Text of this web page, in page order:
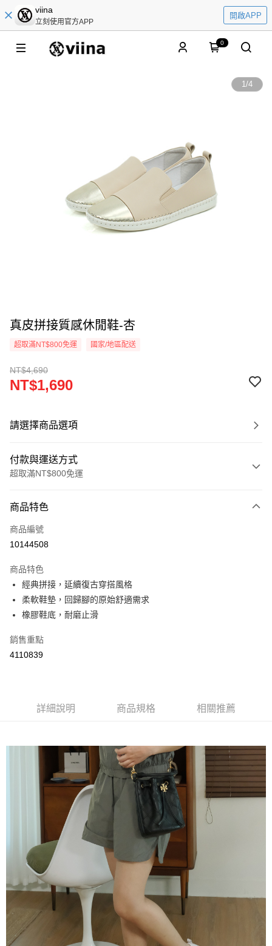
viina
立刻使用官方APP
開啟APP
0
1/4
真皮拼接質感休閒鞋-杏
超取滿NT$800免運 國家/地區配送
NT$4,690
NT$1,690
請選擇商品選項
付款與運送方式
超取滿NT$800免運
信用卡一次付款
超商取貨付款
Apple Pay
街口支付
AFTEE先享後付是「在收到商品之後才付款」的支付方式。 讓您購物簡單
３．安心：先確認商品／服務後，再付款。
【「AFTEE先享後付」結帳流程】
１．於結帳方式選擇「AFTEE先享後付」後，將跳轉至「AFTEE先享後付」
結帳頁面，進行簡訊認證並確認金額後，即可完成結帳。
２．訂單成立數日內，您將收到繳費通知簡訊。
３．收到繳費通知簡訊後14天內，點擊此簡訊中的連結，可透過四大超商／
ATM／網路銀行／等多元方式進行付款，方視為交易完成。
※ 請注意：結帳手續完成當下不需立刻繳費，但若您需要取消訂單，請聯絡
購買商品的店家。未經商家同意取消之訂單仍視為有效，需透過AFTEE先享
後付繳納相關費用。
※ 交易是否成功請以「AFTEE先享後付 」之結帳頁面顯示為準，若有關於
是否繳費成功／繳費後需取消欲退款等相關疑問，請聯繫「AFTEE先享後付
https://netprotections.freshdesk.com/support/home
【注意事項】
１．透過由恩沛科技股份有限公司提供之「AFTEE先享後付」服務完成之交
易，需依本服務之必要範圍內提供個人資料，並將交易相關給付款項請求債
ATM付款
每筆NT$60，滿NT$800(含以上)免運費
每筆NT$60，滿NT$800(含以上)免運費
7-11取貨付款
每筆NT$60，滿NT$800(含以上)免運費
付款後7-11取貨
每筆NT$60，滿NT$800(含以上)免運費
宅配
每筆NT$60，滿NT$800(含以上)免運費
商品特色
商品編號
10144508
商品特色
經典拼接，延續復古穿搭風格
柔軟鞋墊，回歸腳的原始舒適需求
橡膠鞋底，耐磨止滑
銷售重點
4110839
詳細說明 商品規格 相關推薦